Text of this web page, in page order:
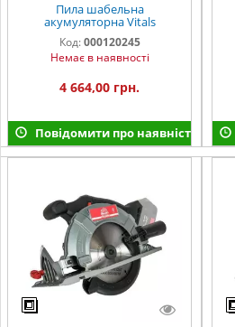
Пила шабельна
акумуляторна Vitals
Professional ATz 1825Pp BS
SmartLine
Код: 000120245
Немає в наявності
4 664,00 грн.
Повідомити про наявність